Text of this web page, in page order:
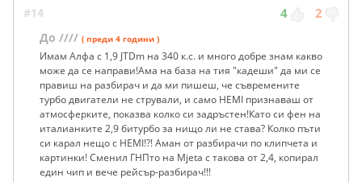
#14 4 2
До //// ( преди 4 години )
Имам Алфа с 1,9 JTDm на 340 к.с. и много добре знам какво
може да се направи!Ама на база на тия "кадеши" да ми се
правиш на разбирач и да ми пишеш, че съвремените
турбо двигатели не стрували, и само HEMI признаваш от
атмосферките, показва колко си задръстен!Като си фен на
италианките 2,9 битурбо за нищо ли не става? Колко пъти
си карал нещо с HEMI!?! Аман от разбирачи по клипчета и
картинки! Сменил ГНПто на Mjeta с такова от 2,4, копирал
един чип и вече рейсър-разбирач!!!